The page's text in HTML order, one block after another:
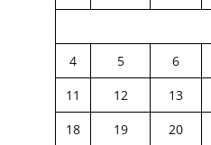
4
5 6
11
12 13
18
19 20